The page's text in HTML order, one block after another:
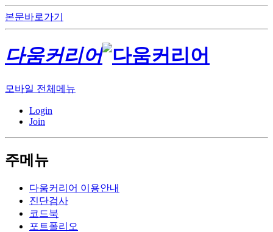
본문바로가기
다움커리어
모바일 전체메뉴
Login
Join
주메뉴
다움커리어 이용안내
진단검사
코드북
포트폴리오